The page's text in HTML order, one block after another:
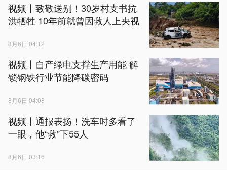
视频丨致敬送别！30岁村支书抗
洪牺牲 10年前就曾因救人上央视
8月6日 04:12
视频丨自产绿电支撑生产用能 解
锁钢铁行业节能降碳密码
8月6日 04:08
视频丨通报表扬！洗车时多看了
一眼，他“救”下55人
8月6日 03:16